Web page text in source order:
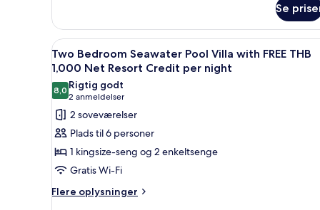
Resort
Credit
per
night
Deluxe
Ocean
View
with
FREE
THB
1,000
Net
Resort
Credit
per
night
Se
Indlæs
alle
billeder
af
Two
Bedroom
Seawater
Pool
Villa
with
En træterrasse med pool,
6
Two Bedroom Seawater Pool Villa with FREE THB
1,000 Net Resort Credit per night
8,08,0 ud af 10
Rigtig godt
2 anmeldelser
(2
anmeldelser)
2 soveværelser
Plads til 6 personer
1 kingsize-seng og 2 enkeltsenge
Gratis Wi-Fi
Flere oplysninger
Flere